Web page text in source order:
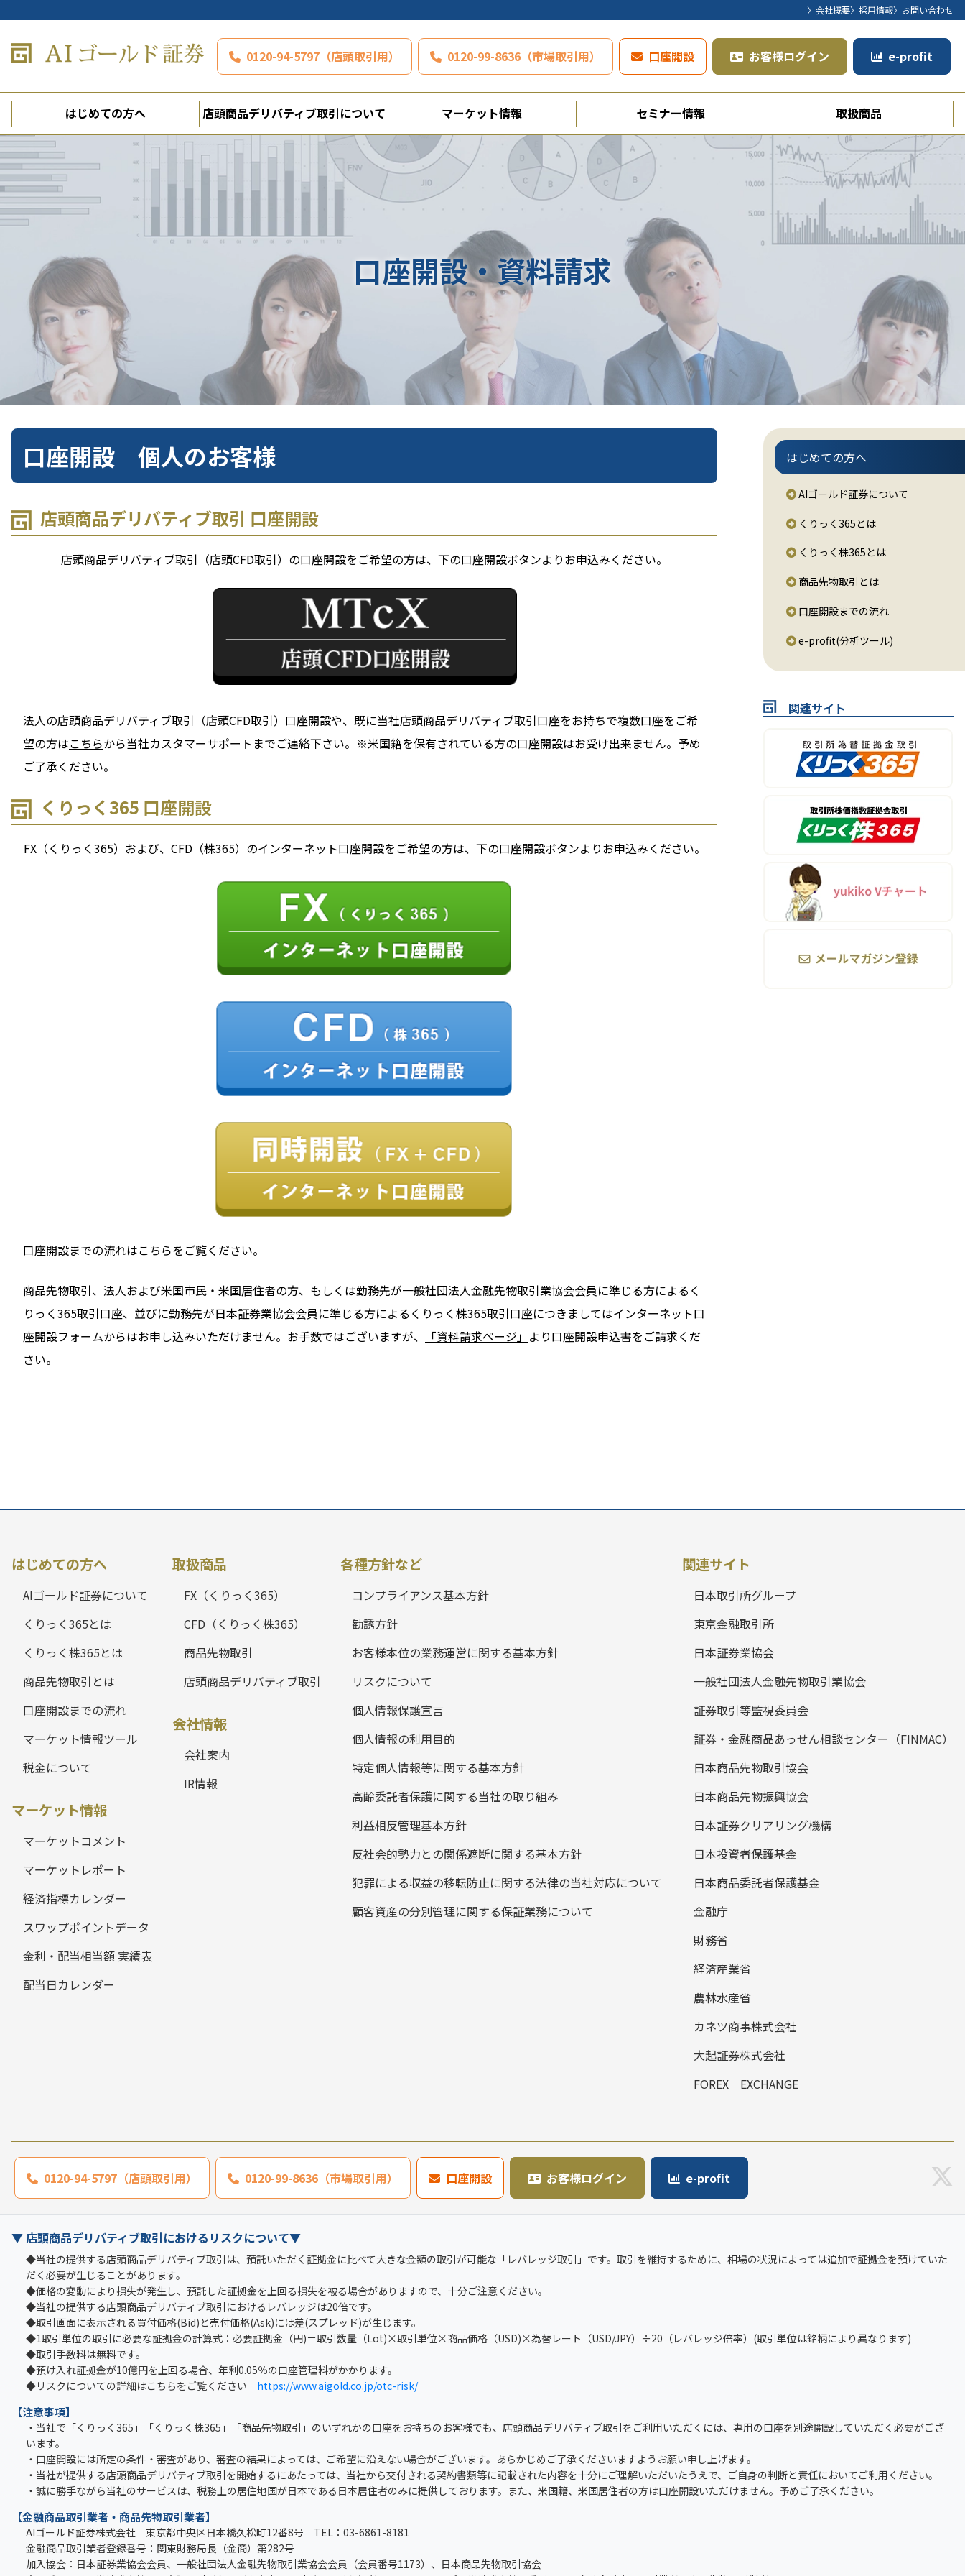
〉会社概要〉採用情報〉お問い合わせ
0120-94-5797（店頭取引用） 0120-99-8636（市場取引用） 口座開設 お客様ログイン e-profit
はじめての方へ 店頭商品デリバティブ取引について マーケット情報 セミナー情報 取扱商品
口座開設・資料請求
口座開設 個人のお客様
店頭商品デリバティブ取引 口座開設
店頭商品デリバティブ取引（店頭CFD取引）の口座開設をご希望の方は、下の口座開設ボタンよりお申込みください。
法人の店頭商品デリバティブ取引（店頭CFD取引）口座開設や、既に当社店頭商品デリバティブ取引口座をお持ちで複数口座をご希
望の方はこちらから当社カスタマーサポートまでご連絡下さい。※米国籍を保有されている方の口座開設はお受け出来ません。予め
ご了承ください。
くりっく365 口座開設
FX（くりっく365）および、CFD（株365）のインターネット口座開設をご希望の方は、下の口座開設ボタンよりお申込みください。
口座開設までの流れはこちらをご覧ください。
商品先物取引、法人および米国市民・米国居住者の方、もしくは勤務先が一般社団法人金融先物取引業協会会員に準じる方によるく
りっく365取引口座、並びに勤務先が日本証券業協会会員に準じる方によるくりっく株365取引口座につきましてはインターネット口
座開設フォームからはお申し込みいただけません。お手数ではございますが、
「資料請求ページ」 より口座開設申込書をご請求くだ
さい。
はじめての方へ
AIゴールド証券について
くりっく365とは
くりっく株365とは
商品先物取引とは
口座開設までの流れ
e-profit(分析ツール)
関連サイト
はじめての方へ
AIゴールド証券について
くりっく365とは
くりっく株365とは
商品先物取引とは
口座開設までの流れ
マーケット情報ツール
税金について
マーケット情報
マーケットコメント
マーケットレポート
経済指標カレンダー
スワップポイントデータ
金利・配当相当額 実績表
配当日カレンダー
取扱商品
FX（くりっく365）
CFD（くりっく株365）
商品先物取引
店頭商品デリバティブ取引
会社情報
会社案内
IR情報
各種方針など
コンプライアンス基本方針
勧誘方針
お客様本位の業務運営に関する基本方針
リスクについて
個人情報保護宣言
個人情報の利用目的
特定個人情報等に関する基本方針
高齢委託者保護に関する当社の取り組み
利益相反管理基本方針
反社会的勢力との関係遮断に関する基本方針
犯罪による収益の移転防止に関する法律の当社対応について
顧客資産の分別管理に関する保証業務について
関連サイト
日本取引所グループ
東京金融取引所
日本証券業協会
一般社団法人金融先物取引業協会
証券取引等監視委員会
証券・金融商品あっせん相談センター（FINMAC）
日本商品先物取引協会
日本商品先物振興協会
日本証券クリアリング機構
日本投資者保護基金
日本商品委託者保護基金
金融庁
財務省
経済産業省
農林水産省
カネツ商事株式会社
大起証券株式会社
FOREX EXCHANGE
0120-94-5797（店頭取引用） 0120-99-8636（市場取引用） 口座開設 お客様ログイン e-profit
▼ 店頭商品デリバティブ取引におけるリスクについて▼
◆当社の提供する店頭商品デリバティブ取引は、預託いただく証拠金に比べて大きな金額の取引が可能な「レバレッジ取引」です。取引を維持するために、相場の状況によっては追加で証拠金を預けていた
だく必要が生じることがあります。
◆価格の変動により損失が発生し、預託した証拠金を上回る損失を被る場合がありますので、十分ご注意ください。
◆当社の提供する店頭商品デリバティブ取引におけるレバレッジは20倍です。
◆取引画面に表示される買付価格(Bid)と売付価格(Ask)には差(スプレッド)が生じます。
◆1取引単位の取引に必要な証拠金の計算式：必要証拠金（円)＝取引数量（Lot)×取引単位×商品価格（USD)×為替レート（USD/JPY）÷20（レバレッジ倍率）(取引単位は銘柄により異なります)
◆取引手数料は無料です。
◆預け入れ証拠金が10億円を上回る場合、年利0.05％の口座管理料がかかります。
◆リスクについての詳細はこちらをご覧ください https://www.aigold.co.jp/otc-risk/
【注意事項】
・当社で「くりっく365」「くりっく株365」「商品先物取引」のいずれかの口座をお持ちのお客様でも、店頭商品デリバティブ取引をご利用いただくには、専用の口座を別途開設していただく必要がござ
います。
・口座開設には所定の条件・審査があり、審査の結果によっては、ご希望に沿えない場合がございます。あらかじめご了承くださいますようお願い申し上げます。
・当社が提供する店頭商品デリバティブ取引を開始するにあたっては、当社から交付される契約書類等に記載された内容を十分にご理解いただいたうえで、ご自身の判断と責任においてご利用ください。
・誠に勝手ながら当社のサービスは、税務上の居住地国が日本である日本居住者のみに提供しております。また、米国籍、米国居住者の方は口座開設いただけません。予めご了承ください。
【金融商品取引業者・商品先物取引業者】
AIゴールド証券株式会社 東京都中央区日本橋久松町12番8号 TEL：03-6861-8181
金融商品取引業者登録番号：関東財務局長（金商）第282号
加入協会：日本証券業協会会員、一般社団法人金融先物取引業協会会員（会員番号1173）、日本商品先物取引協会